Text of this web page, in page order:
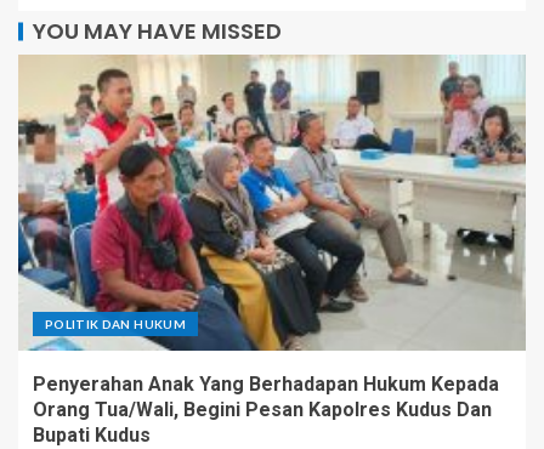
YOU MAY HAVE MISSED
POLITIK DAN HUKUM
Penyerahan Anak Yang Berhadapan Hukum Kepada
Orang Tua/Wali, Begini Pesan Kapolres Kudus Dan
Bupati Kudus